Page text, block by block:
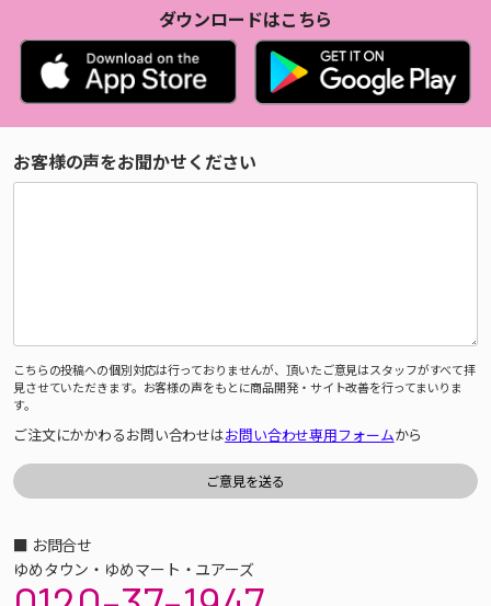
ダウンロードはこちら
お客様の声をお聞かせください
こちらの投稿への個別対応は行っておりませんが、頂いたご意見はスタッフがすべて拝
見させていただきます。お客様の声をもとに商品開発・サイト改善を行ってまいりま
す。
ご注文にかかわるお問い合わせはお問い合わせ専用フォームから
■ お問合せ
ゆめタウン・ゆめマート・ユアーズ